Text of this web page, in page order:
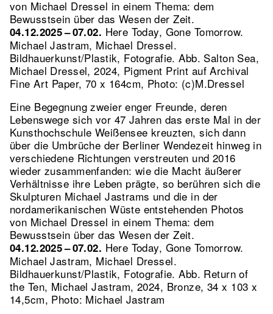
von Michael Dressel in einem Thema: dem
Bewusstsein über das Wesen der Zeit.
04.12.2025 – 07.02. Here Today, Gone Tomorrow.
Michael Jastram, Michael Dressel.
Bildhauerkunst/Plastik, Fotografie.Abb. Salton Sea,
Michael Dressel, 2024, Pigment Print auf Archival
Fine Art Paper, 70 x 164cm, Photo: (c)M.Dressel
Eine Begegnung zweier enger Freunde, deren
Lebenswege sich vor 47 Jahren das erste Mal in der
Kunsthochschule Weißensee kreuzten, sich dann
über die Umbrüche der Berliner Wendezeit hinweg in
verschiedene Richtungen verstreuten und 2016
wieder zusammenfanden: wie die Macht äußerer
Verhältnisse ihre Leben prägte, so berühren sich die
Skulpturen Michael Jastrams und die in der
nordamerikanischen Wüste entstehenden Photos
von Michael Dressel in einem Thema: dem
Bewusstsein über das Wesen der Zeit.
04.12.2025 – 07.02. Here Today, Gone Tomorrow.
Michael Jastram, Michael Dressel.
Bildhauerkunst/Plastik, Fotografie.Abb. Return of
the Ten, Michael Jastram, 2024, Bronze, 34 x 103 x
14,5cm, Photo: Michael Jastram